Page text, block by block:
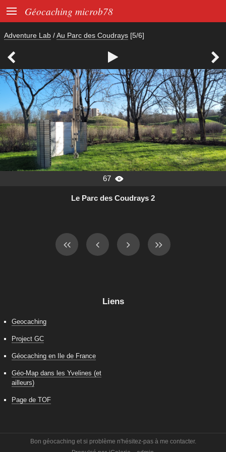
 Géocaching microb78
Adventure Lab /Au Parc des Coudrays [5/6]
  
67 
Le Parc des Coudrays 2
Liens
Geocaching
Project GC
Géocaching en Ile de France
Géo-Map dans les Yvelines (et
ailleurs)
Page de TOF
Bon géocaching et si problème n'hésitez-pas à me contacter.